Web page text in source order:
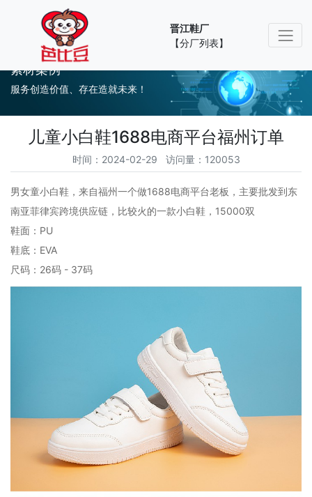
晋江鞋厂
【分厂列表】
素材案例
服务创造价值、存在造就未来！
儿童小白鞋1688电商平台福州订单
时间：2024-02-29 访问量：120053
男女童小白鞋，来自福州一个做1688电商平台老板，主要批发到东
南亚菲律宾跨境供应链，比较火的一款小白鞋，15000双
鞋面：PU
鞋底：EVA
尺码：26码 - 37码